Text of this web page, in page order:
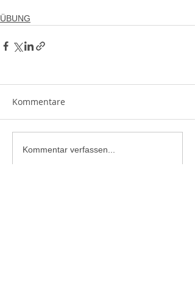
ÜBUNG
Kommentare
Kommentar verfassen...